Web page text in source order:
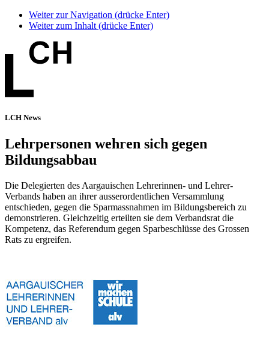
Weiter zur Navigation (drücke Enter)
Weiter zum Inhalt (drücke Enter)
LCH News
Lehrpersonen wehren sich gegen
Bildungsabbau
Die Delegierten des Aargauischen Lehrerinnen- und Lehrer-
Verbands haben an ihrer ausserordentlichen Versammlung
entschieden, gegen die Sparmassnahmen im Bildungsbereich zu
demonstrieren. Gleichzeitig erteilten sie dem Verbandsrat die
Kompetenz, das Referendum gegen Sparbeschlüsse des Grossen
Rats zu ergreifen.